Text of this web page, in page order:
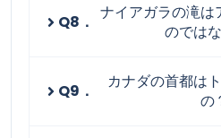
Q8． ナイアガラの滝は
のでは
Q9．
カナダの首都は
の